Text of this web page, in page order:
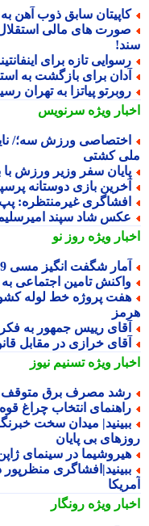
سابق ذوب آهن به
های مالی استقلال
تازه برای اینفانتینو؛
برای بازگشت به
پیاتزا به تهران رسید؛ رقابت ۲۸ ملی پوش
ویژهسرنویس
ورزش سه؛/ نایب
کشتی
سفر وزیر ورزش با
بازی دوستانه
غیرمنتظره: پپ،
شاد سپند
ویژهروز نو
شگفت انگیز مسی 39ساله در سال 2026!
تامین اجتماعی به
پروژه خط لوله کشور
رییس جمهور به فکر
خرازی در مقابل قانون
ویژهتسنیم نیوز
مصرف برق متوقف شد/ پیک مصرف
انتخاب چراغ قوه؛
میدان سخت
بی پایان
در سینمای ژاپن؛
منظرپور
ویژهرونگار